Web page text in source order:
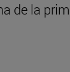
de la